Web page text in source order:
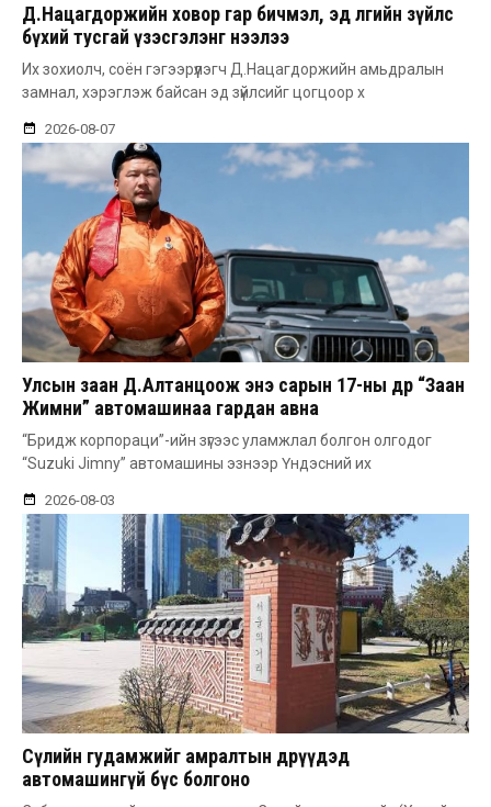
Д.Нацагдоржийн ховор гар бичмэл, эд өлгийн зүйлс
бүхий тусгай үзэсгэлэнг нээлээ
Их зохиолч, соён гэгээрүүлэгч Д.Нацагдоржийн амьдралын
замнал, хэрэглэж байсан эд зүйлсийг цогцоор х
2026-08-07
Улсын заан Д.Алтанцоож энэ сарын 17-ны өдөр “Заан
Жимни” автомашинаа гардан авна
“Бридж корпораци”-ийн зүгээс уламжлал болгон олгодог
“Suzuki Jimny” автомашины эзнээр Үндэсний их
2026-08-03
Сөүлийн гудамжийг амралтын өдрүүдэд
автомашингүй бүс болгоно